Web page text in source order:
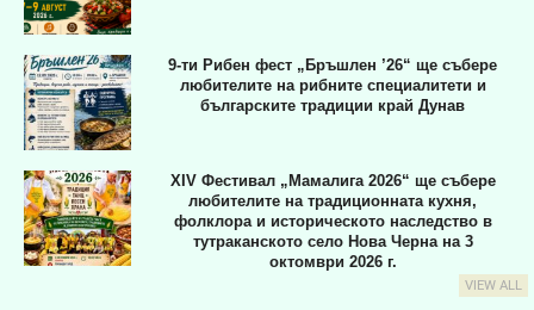
9-ти Рибен фест „Бръшлен ’26“ ще събере
любителите на рибните специалитети и
българските традиции край Дунав
XIV Фестивал „Мамалига 2026“ ще събере
любителите на традиционната кухня,
фолклора и историческото наследство в
тутраканското село Нова Черна на 3
октомври 2026 г.
VIEW ALL